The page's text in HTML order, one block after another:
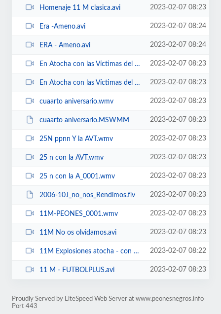
Homenaje 11 M clasica.avi 2023-02-07 08:23
Era -Ameno.avi 2023-02-07 08:24
ERA - Ameno.avi 2023-02-07 08:24
En Atocha con las Víctimas del 11M. Los 11 de cada mes. Nov 2006 sp.wmv 2023-02-07 08:23
En Atocha con las Víctimas del 11M. Los 11 de cada mes. Nov 2006 0.wmv 2023-02-07 08:23
cuaarto aniversario.wmv 2023-02-07 08:23
cuaarto aniversario.MSWMM 2023-02-07 08:23
25N ppnn Y la AVT.wmv 2023-02-07 08:23
25 n con la AVT.wmv 2023-02-07 08:23
25 n con la A_0001.wmv 2023-02-07 08:23
2006-10J_no_nos_Rendimos.flv 2023-02-07 08:23
11M-PEONES_0001.wmv 2023-02-07 08:23
11M No os olvidamos.avi 2023-02-07 08:23
11M Explosiones atocha - con sonido.wmv 2023-02-07 08:22
11 M - FUTBOLPLUS.avi 2023-02-07 08:23
Proudly Served by LiteSpeed Web Server at www.peonesnegros.info
Port 443